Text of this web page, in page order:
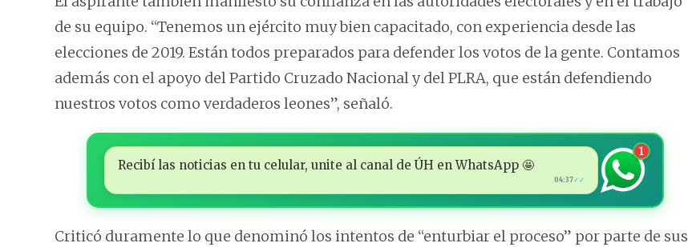
de su equipo. “Tenemos un ejército muy bien capacitado, con experiencia desde las
elecciones de 2019. Están todos preparados para defender los votos de la gente. Contamos
además con el apoyo del Partido Cruzado Nacional y del PLRA, que están defendiendo
nuestros votos como verdaderos leones”, señaló.
Recibí las noticias en tu celular, unite al canal de ÚH en WhatsApp 🤩
04:37✓✓
1
Criticó duramente lo que denominó los intentos de “enturbiar el proceso” por parte de sus